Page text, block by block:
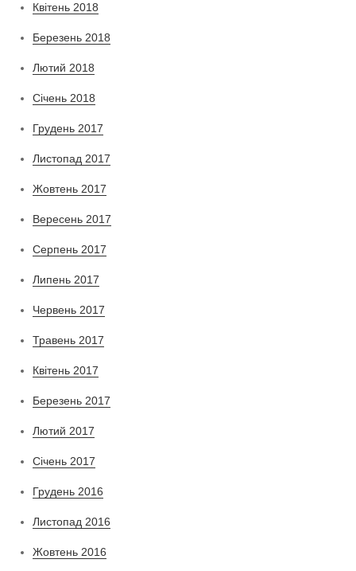
Квітень 2018
Березень 2018
Лютий 2018
Січень 2018
Грудень 2017
Листопад 2017
Жовтень 2017
Вересень 2017
Серпень 2017
Липень 2017
Червень 2017
Травень 2017
Квітень 2017
Березень 2017
Лютий 2017
Січень 2017
Грудень 2016
Листопад 2016
Жовтень 2016